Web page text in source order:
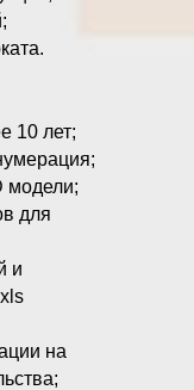
10 лет;
модели;
для
и
на